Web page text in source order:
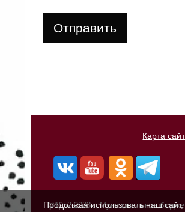
Отправить
Карта
©1952-2023г., Муниципальное
Продолжая использовать наш